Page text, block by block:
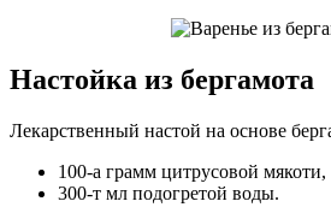
Настойка из бергамота
Лекарственный настой на основе
100-а грамм цитрусовой мякоти,
300-т мл подогретой воды.